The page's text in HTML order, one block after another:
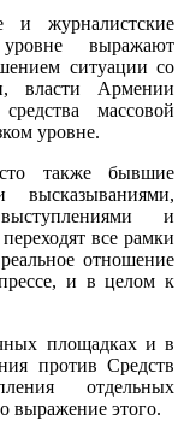
и журналистские
выражают
ситуации со
Армении
массовой
уровне.
также бывшие
высказываниями,
и
все рамки
отношение
и в целом к
площадках и в
против Средств
отдельных
выражение этого.